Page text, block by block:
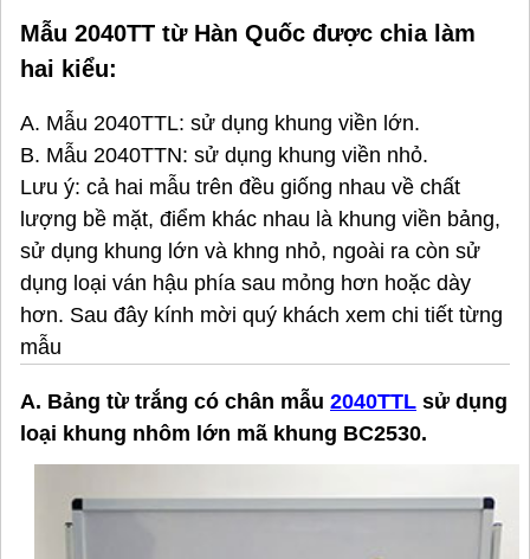
Mẫu 2040TT từ Hàn Quốc được chia làm
hai kiểu:
A. Mẫu 2040TTL: sử dụng khung viền lớn.
B. Mẫu 2040TTN: sử dụng khung viền nhỏ.
Lưu ý: cả hai mẫu trên đều giống nhau về chất
lượng bề mặt, điểm khác nhau là khung viền bảng,
sử dụng khung lớn và khng nhỏ, ngoài ra còn sử
dụng loại ván hậu phía sau mỏng hơn hoặc dày
hơn. Sau đây kính mời quý khách xem chi tiết từng
mẫu
A. Bảng từ trắng có chân mẫu 2040TTL sử dụng
loại khung nhôm lớn mã khung BC2530.